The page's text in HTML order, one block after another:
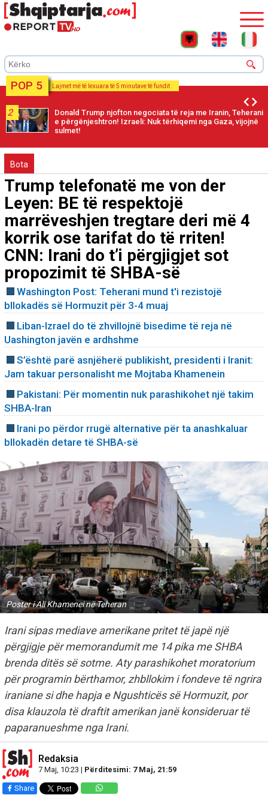
POP 5 Lajmet më të lexuara të 5 minutave të fundit
2
Donald Trump njofton negociata të reja me Iranin, Teherani
e përgënjeshtron! Izraeli: Nuk tërhiqemi nga Gaza, vijojnë
sulmet!
Bota
Trump telefonatë me von der
Leyen: BE të respektojë
marrëveshjen tregtare deri më 4
korrik ose tarifat do të rriten!
CNN: Irani do t’i përgjigjet sot
propozimit të SHBA-së
Washington Post: Teherani mund t'i rezistojë
bllokadës së Hormuzit për 3-4 muaj
Liban-Izrael do të zhvillojnë bisedime të reja në
Uashington javën e ardhshme
S’është parë asnjëherë publikisht, presidenti i Iranit:
Jam takuar personalisht me Mojtaba Khamenein
Pakistani: Për momentin nuk parashikohet një takim
SHBA-Iran
Irani po përdor rrugë alternative për ta anashkaluar
bllokadën detare të SHBA-së
Poster i Ali Khamenei në Teheran
Irani sipas mediave amerikane pritet të japë një
përgjigje për memorandumit me 14 pika me SHBA
brenda ditës së sotme. Aty parashikohet moratorium
për programin bërthamor, zhbllokim i fondeve të ngrira
iraniane si dhe hapja e Ngushticës së Hormuzit, por
disa klauzola të draftit amerikan janë konsideruar të
paparanueshme nga Irani.
Redaksia
7 Maj, 10:23 | Përditesimi: 7 Maj, 21:59
Share